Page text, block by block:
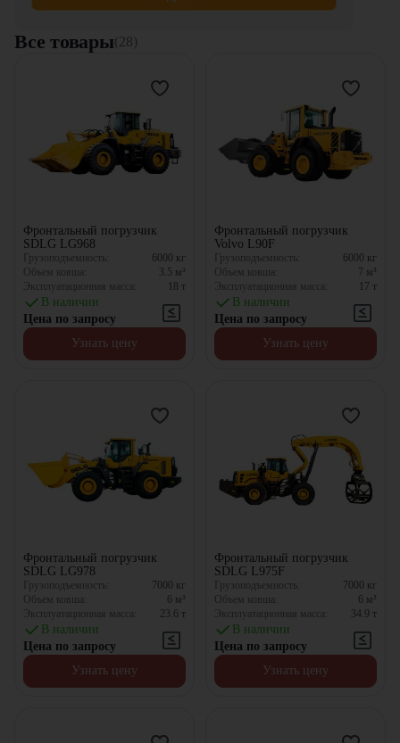
Все товары(28)
Фронтальный погрузчик
SDLG LG968
Грузоподъемность: 6000 кг
Объем ковша:
3.5 м³
Эксплуатационная масса:
18 т
В наличии
Цена по запросу
Узнать цену
Фронтальный погрузчик
Volvo L90F
Грузоподъемность: 6000 кг
Объем ковша:
7 м³
Эксплуатационная масса:
17 т
В наличии
Цена по запросу
Узнать цену
Фронтальный погрузчик
SDLG LG978
Грузоподъемность: 7000 кг
Объем ковша:
6 м³
Эксплуатационная масса:
23.6 т
В наличии
Цена по запросу
Узнать цену
Фронтальный погрузчик
SDLG L975F
Грузоподъемность: 7000 кг
Объем ковша:
6 м³
Эксплуатационная масса:
34.9 т
В наличии
Цена по запросу
Узнать цену